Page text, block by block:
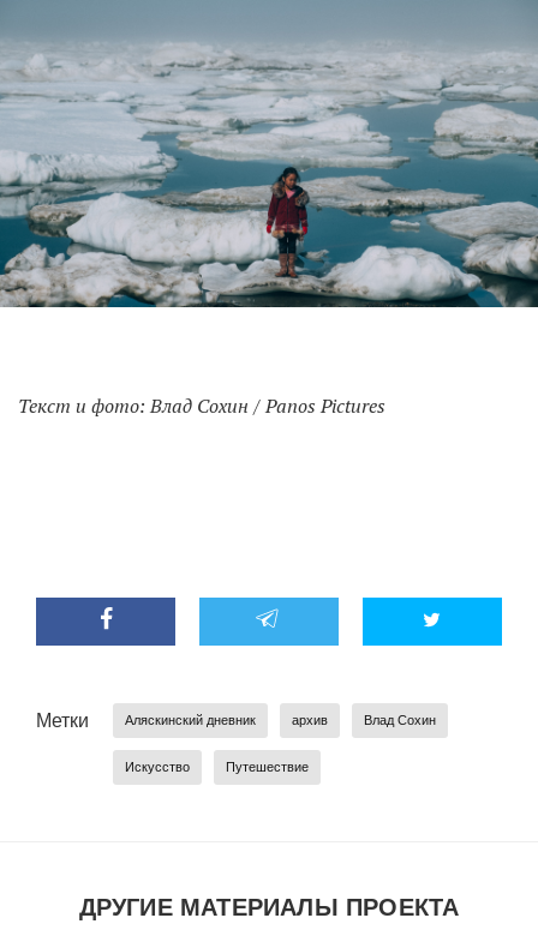
Текст и фото: Влад Сохин / Panos Pictures
Метки Аляскинский дневник архив Влад Сохин
Искусство Путешествие
ДРУГИЕ МАТЕРИАЛЫ ПРОЕКТА